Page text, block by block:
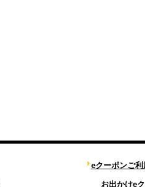
eクーポンご利
お出かけe